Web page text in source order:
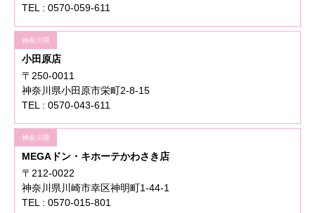
TEL : 0570-059-611
神奈川県
小田原店
〒250-0011
神奈川県小田原市栄町2-8-15
TEL : 0570-043-611
神奈川県
MEGAドン・キホーテかわさき店
〒212-0022
神奈川県川崎市幸区神明町1-44-1
TEL : 0570-015-801